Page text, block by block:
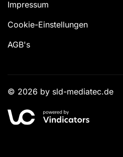
Impressum
Cookie-Einstellungen
AGB's
© 2026 by sld-mediatec.de